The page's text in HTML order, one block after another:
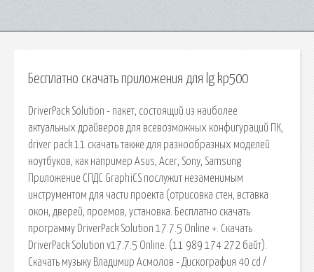
Бесплатно скачать приложения для lg kp500
DriverPack Solution - пакет, состоящий из наиболее
актуальных драйверов для всевозможных конфигураций ПК,
driver pack 11 скачать также для разнообразных моделей
ноутбуков, как например Asus, Acer, Sony, Samsung
Приложение СПДС GraphiCS послужит незаменимым
инструментом для части проекта (отрисовка стен, вставка
окон, дверей, проемов, установка. Бесплатно скачать
программу DriverPack Solution 17.7.5 Online +. Скачать
DriverPack Solution v17.7.5 Online. (11 989 174 272 байт).
Скачать музыку Владимир Асмолов - Дискография 40 cd /